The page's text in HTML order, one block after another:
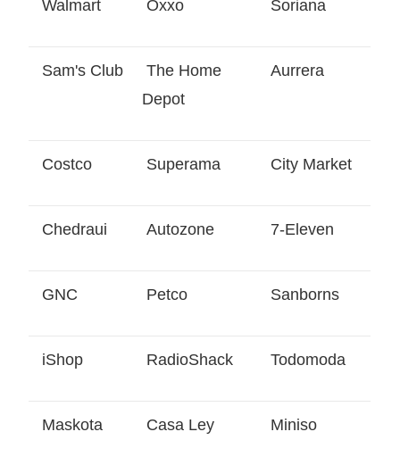
Walmart Oxxo Soriana
Sam's Club
The Home
Depot
Aurrera
Costco Superama City Market
Chedraui Autozone 7-Eleven
GNC Petco Sanborns
iShop RadioShack Todomoda
Maskota Casa Ley Miniso